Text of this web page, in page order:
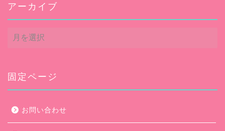
アーカイブ
ア
ー
ブ
固定ページ
お問い合わせ